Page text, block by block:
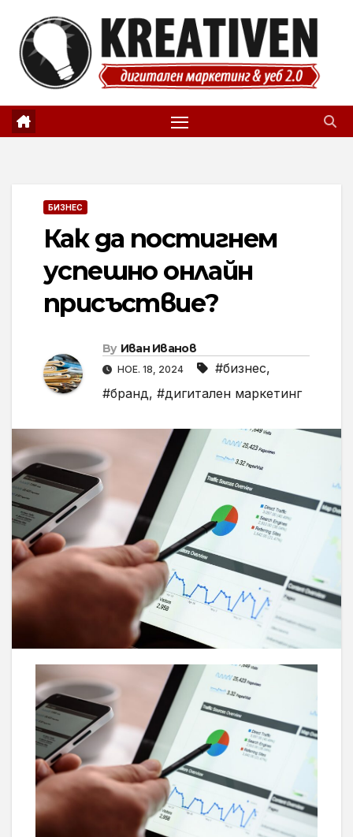
content
БИЗНЕС
Как да постигнем
успешно онлайн
присъствие?
By Иван Иванов
НОЕ. 18, 2024 #бизнес,
#бранд, #дигитален маркетинг